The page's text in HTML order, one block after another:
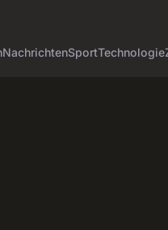
NachrichtenSportTechnologie